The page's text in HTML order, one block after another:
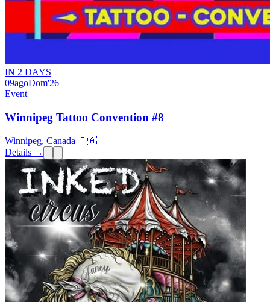
IN 2 DAYS
09agoDom'26
Event
Winnipeg Tattoo Convention #8
Winnipeg, Canada 🇨🇦
Details →